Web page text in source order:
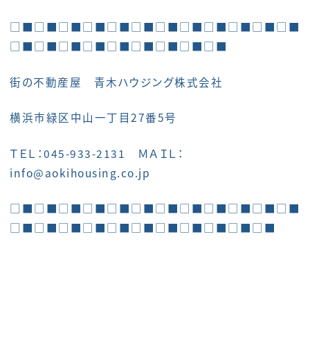
□■□■□■□■□■□■□■□■□■□■□■□■
□■□■□■□■□■□■□■□■□■
街の不動産屋 青木ハウジング株式会社
横浜市緑区中山一丁目27番5号
ＴＥＬ：045-933-2131 ＭＡＩＬ：
info@aokihousing.co.jp
□■□■□■□■□■□■□■□■□■□■□■□■
□■□■□■□■□■□■□■□■□■□■□■